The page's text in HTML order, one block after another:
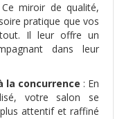
miroir de qualité,
pratique que vos
Il leur offre un
dans leur
la concurrence : En
votre salon se
attentif et raffiné